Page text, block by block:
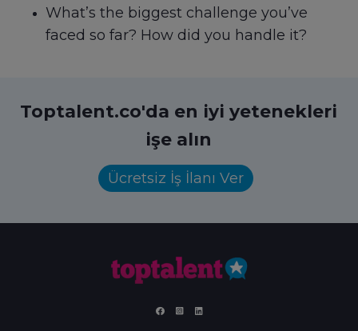
What’s the biggest challenge you’ve
faced so far? How did you handle it?
Toptalent.co'da en iyi yetenekleri
işe alın
Ücretsiz İş İlanı Ver